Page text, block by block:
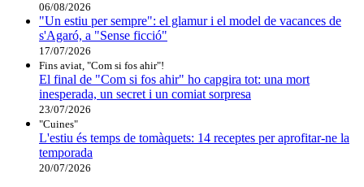
06/08/2026
"Un estiu per sempre": el glamur i el model de vacances de
s'Agaró, a "Sense ficció"
17/07/2026
Fins aviat, "Com si fos ahir"!
El final de "Com si fos ahir" ho capgira tot: una mort
inesperada, un secret i un comiat sorpresa
23/07/2026
"Cuines"
L'estiu és temps de tomàquets: 14 receptes per aprofitar-ne la
temporada
20/07/2026